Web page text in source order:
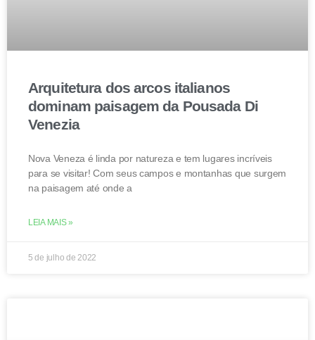
Arquitetura dos arcos italianos
dominam paisagem da Pousada Di
Venezia
Nova Veneza é linda por natureza e tem lugares incríveis
para se visitar! Com seus campos e montanhas que surgem
na paisagem até onde a
LEIA MAIS »
5 de julho de 2022